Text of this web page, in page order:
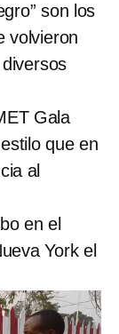
son los
volvieron
Gala
que en
al
en el
York el